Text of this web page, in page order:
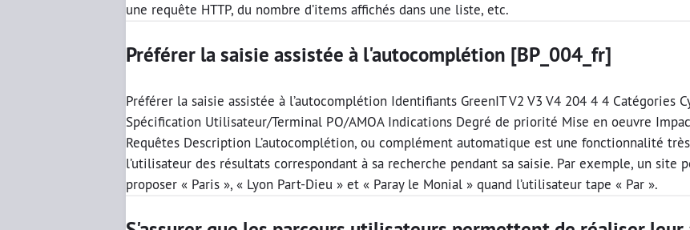
une requête HTTP, du nombre d’items affichés dans une liste, etc.
Préférer la saisie assistée à l'autocomplétion [BP_004_fr]
Préférer la saisie assistée à l’autocomplétion Identifiants GreenIT V2 V3 V4 204 4 4 Catégories
Spécification Utilisateur/Terminal PO/AMOA Indications Degré de priorité Mise en oeuvre
Requêtes Description L’autocomplétion, ou complément automatique est une fonctionnalité
l’utilisateur des résultats correspondant à sa recherche pendant sa saisie. Par exemple, un
proposer « Paris », « Lyon Part-Dieu » et « Paray le Monial » quand l’utilisateur tape « Par ».